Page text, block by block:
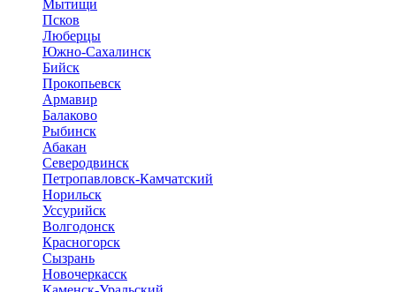
Мытищи
Псков
Люберцы
Южно-Сахалинск
Бийск
Прокопьевск
Армавир
Балаково
Рыбинск
Абакан
Северодвинск
Петропавловск-Камчатский
Норильск
Уссурийск
Волгодонск
Красногорск
Сызрань
Новочеркасск